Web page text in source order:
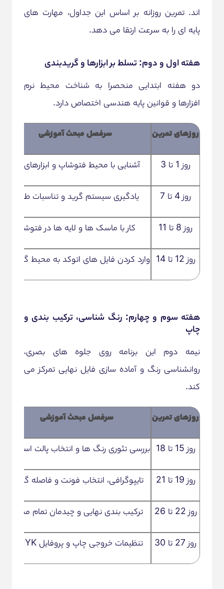
اند. تمرین روزانه بر اساس این جداول، مهارت های
پایه ای را به سرعت ارتقا می دهد.
هفته اول و دوم: تسلط بر ابزارها و گریدبندی
دو هفته ابتدایی منحصرا به شناخت محیط نرم
افزارها و قوانین پایه هندسی اختصاص دارد.
روزهای تمرین سرفصل مبحث آموزشی
روز 1 تا 3 آشنایی با محیط فتوشاپ و ابزارهای پایه
روز 4 تا 7 یادگیری سیستم گرید و تناسبات طلایی
روز 8 تا 11 کار با ماسک ها و لایه ها در فتوشاپ
روز 12 تا 14 وارد کردن فایل های اتوکد به محیط گرافیکی
هفته سوم و چهارم: رنگ شناسی، ترکیب بندی و
چاپ
نیمه دوم این برنامه روی جلوه های بصری،
روانشناسی رنگ و آماده سازی فایل نهایی تمرکز می
کند.
روزهای تمرین سرفصل مبحث آموزشی
روز 15 تا 18 بررسی تئوری رنگ ها و انتخاب پالت استاندارد
روز 19 تا 21 تایپوگرافی، انتخاب فونت و فاصله گذاری
روز 22 تا 26 ترکیب بندی نهایی و چیدمان تمام مدارک
روز 27 تا 30 تنظیمات خروجی چاپ و پروفایل CMYK